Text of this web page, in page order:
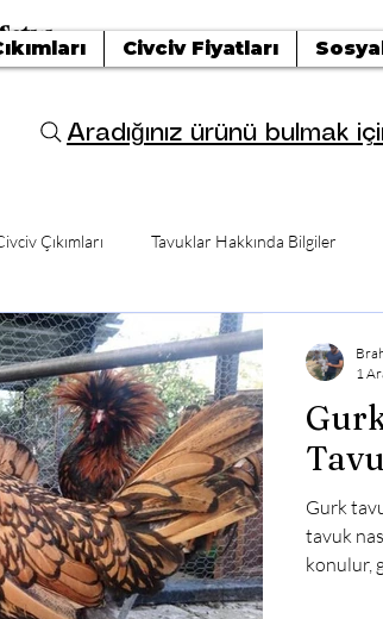
Civciv Fiyatları
Aradığınız ürünü bulmak
Çıkımları Tavuklar Hakkında Bilgiler
Gurk
tavuk
konulur,
1